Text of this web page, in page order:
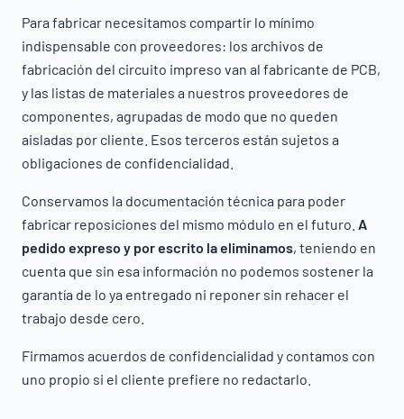
Para fabricar necesitamos compartir lo mínimo
indispensable con proveedores: los archivos de
fabricación del circuito impreso van al fabricante de PCB,
y las listas de materiales a nuestros proveedores de
componentes, agrupadas de modo que no queden
aisladas por cliente. Esos terceros están sujetos a
obligaciones de confidencialidad.
Conservamos la documentación técnica para poder
fabricar reposiciones del mismo módulo en el futuro. A
pedido expreso y por escrito la eliminamos, teniendo en
cuenta que sin esa información no podemos sostener la
garantía de lo ya entregado ni reponer sin rehacer el
trabajo desde cero.
Firmamos acuerdos de confidencialidad y contamos con
uno propio si el cliente prefiere no redactarlo.